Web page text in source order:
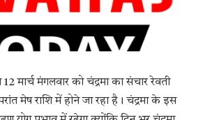
मार्च मंगलवार को चंद्रमा का संचार रेवती
मेष राशि में होने जा रहा है। चंद्रमा के इस